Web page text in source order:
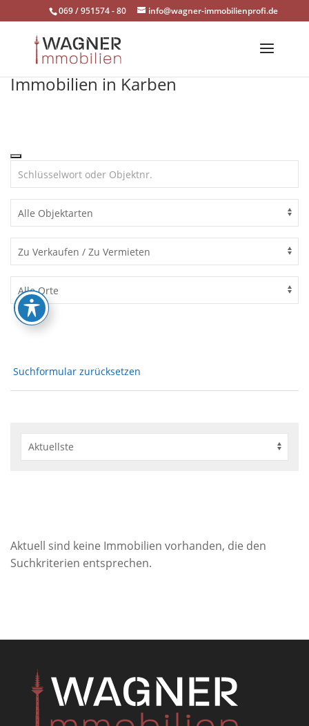
to
content
069 / 951574 - 80 info@wagner-immobilienprofi.de
Immobilien in Karben
Suchformular zurücksetzen
Aktuell sind keine Immobilien vorhanden, die den
Suchkriterien entsprechen.